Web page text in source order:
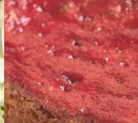
Gem opskrift
Dessert
Dansk mad